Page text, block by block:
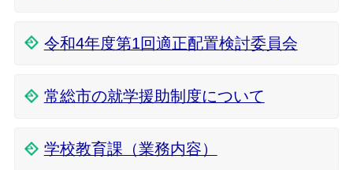
令和4年度第1回適正配置検討委員会
常総市の就学援助制度について
学校教育課（業務内容）